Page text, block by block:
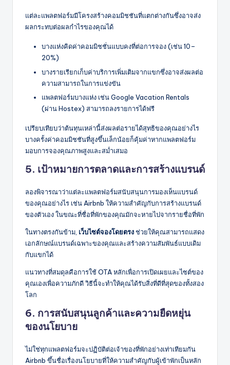
แต่ละแพลตฟอร์มมีโครงสร้างคอมมิชชันที่แตกต่างกันซึ่งอาจส่ง
ผลกระทบต่อผลกำไรของคุณได้
บางแห่งคิดค่าคอมมิชชั่นแบบคงที่ต่อการจอง (เช่น 10–
20%)
บางรายเรียกเก็บค่าบริการเพิ่มเติมจากแขกซึ่งอาจส่งผลต่อ
ความสามารถในการแข่งขัน
แพลตฟอร์มบางแห่ง เช่น Google Vacation Rentals
(ผ่าน Hostex) สามารถลงรายการได้ฟรี
เปรียบเทียบว่าต้นทุนเหล่านี้ส่งผลต่อรายได้สุทธิของคุณอย่างไร
บางครั้งค่าคอมมิชชันที่สูงขึ้นเล็กน้อยก็คุ้มค่าหากแพลตฟอร์ม
มอบการจองคุณภาพสูงและสม่ำเสมอ
5. เป้าหมายการตลาดและการสร้างแบรนด์
ลองพิจารณาว่าแต่ละแพลตฟอร์มสนับสนุนการมองเห็นแบรนด์
ของคุณอย่างไร เช่น Airbnb ให้ความสำคัญกับการสร้างแบรนด์
ของตัวเอง ในขณะที่ชื่อที่พักของคุณมักจะหายไปจากรายชื่อที่พัก
ในทางตรงกันข้าม, เว็บไซต์จองโดยตรงช่วยให้คุณสามารถแสดง
เอกลักษณ์แบรนด์เฉพาะของคุณและสร้างความสัมพันธ์แบบเดิม
กับแขกได้
แนวทางที่สมดุลคือการใช้ OTA หลักเพื่อการเปิดเผยและไซต์ของ
คุณเองเพื่อความภักดี วิธีนี้จะทำให้คุณได้รับสิ่งที่ดีที่สุดของทั้งสอง
โลก
6. การสนับสนุนลูกค้าและความยืดหยุ่น
ของนโยบาย
ไม่ใช่ทุกแพลตฟอร์มจะปฏิบัติต่อเจ้าของที่พักอย่างเท่าเทียมกัน
Airbnb ขึ้นชื่อเรื่องนโยบายที่ให้ความสำคัญกับผู้เข้าพักเป็นหลัก